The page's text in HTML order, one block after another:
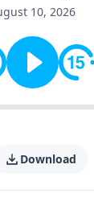
10, 2026
Download